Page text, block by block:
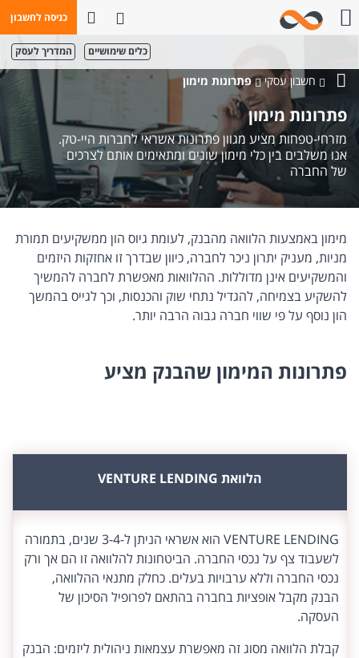
כניסה לחשבון
פתח חיפושחייגו אלינו
כלים שימושיים המדריך לעסק
מזרחי-טפחות
חשבון עסקי פתרונות מימון
פתרונות מימון
מזרחי-טפחות מציע מגוון פתרונות אשראי לחברות היי-טק.
אנו משלבים בין כלי מימון שונים ומתאימים אותם לצרכים
של החברה
מימון באמצעות הלוואה מהבנק, לעומת גיוס הון ממשקיעים תמורת
מניות, מעניק יתרון ניכר לחברה, כיוון שבדרך זו אחזקות היזמים
והמשקיעים אינן מדוללות. ההלוואות מאפשרת לחברה להמשיך
להשקיע בצמיחה, להגדיל נתחי שוק והכנסות, וכך לגייס בהמשך
הון נוסף על פי שווי חברה גבוה הרבה יותר.
פתרונות המימון שהבנק מציע
הלוואת VENTURE LENDING
VENTURE LENDING הוא אשראי הניתן ל-3-4 שנים, בתמורה
לשעבוד צף על נכסי החברה. הביטחונות להלוואה זו הם אך ורק
נכסי החברה וללא ערבויות בעלים. כחלק מתנאי ההלוואה,
הבנק מקבל אופציות בחברה בהתאם לפרופיל הסיכון של
העסקה.
קבלת הלוואה מסוג זה מאפשרת עצמאות ניהולית ליזמים: הבנק